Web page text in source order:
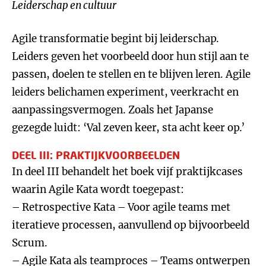
Leiderschap en cultuur
Agile transformatie begint bij leiderschap.
Leiders geven het voorbeeld door hun stijl aan te
passen, doelen te stellen en te blijven leren. Agile
leiders belichamen experiment, veerkracht en
aanpassingsvermogen. Zoals het Japanse
gezegde luidt: ‘Val zeven keer, sta acht keer op.’
DEEL III: PRAKTIJKVOORBEELDEN
In deel III behandelt het boek vijf praktijkcases
waarin Agile Kata wordt toegepast:
– Retrospective Kata – Voor agile teams met
iteratieve processen, aanvullend op bijvoorbeeld
Scrum.
– Agile Kata als teamproces – Teams ontwerpen